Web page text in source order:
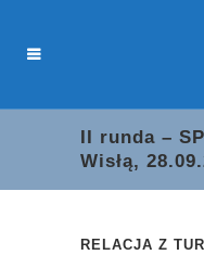
II runda –
Wisłą,
RELACJA Z